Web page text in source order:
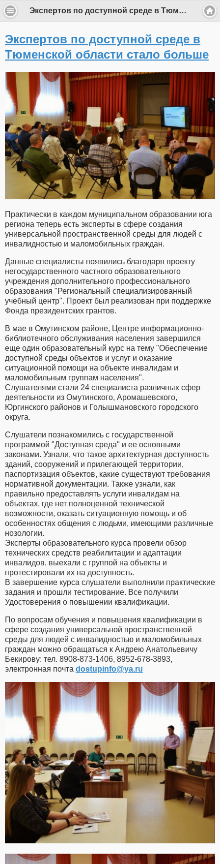
Экспертов по доступной среде в Тюменской области стало больше
Экспертов по доступной среде в
Тюменской области стало больше
Практически в каждом муниципальном образовании юга
региона теперь есть эксперты в сфере создания
универсальной пространственной среды для людей с
инвалидностью и маломобильных граждан.
Данные специалисты появились благодаря проекту
негосударственного частного образовательного
учреждения дополнительного профессионального
образования "Региональный специализированный
учебный центр". Проект был реализован при поддержке
Фонда президентских грантов.
В мае в Омутинском районе, Центре информационно-
библиотечного обслуживания населения завершился
еще один образовательный курс на тему "Обеспечение
доступной среды объектов и услуг и оказание
ситуационной помощи на объекте инвалидам и
маломобильным группам населения".
Слушателями стали 24 специалиста различных сфер
деятельности из Омутинского, Аромашевского,
Юргинского районов и Голышмановского городского
округа.
Слушатели познакомились с государственной
программой "Доступная среда" и ее основными
законами. Узнали, что такое архитектурная доступность
зданий, сооружений и прилегающей территории,
паспортизация объектов, какие существуют требования
нормативной документации. Также узнали, как
правильно предоставлять услуги инвалидам на
объектах, где нет полноценной технической
возможности, оказать ситуационную помощь и об
особенностях общения с людьми, имеющими различные
нозологии.
Эксперты образовательного курса провели обзор
технических средств реабилитации и адаптации
инвалидов, выехали с группой на объекты и
протестировали их на доступность.
В завершение курса слушатели выполнили практические
задания и прошли тестирование. Все получили
Удостоверения о повышении квалификации.
По вопросам обучения и повышения квалификации в
сфере создания универсальной пространственной
среды для людей с инвалидностью и маломобильных
граждан можно обращаться к Андрею Анатольевичу
Бекирову: тел. 8908-873-1406, 8952-678-3893,
электронная почта dostupinfo​@​ya.ru